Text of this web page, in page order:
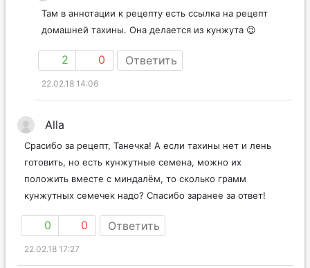
Там в аннотации к рецепту есть ссылка на рецепт
домашней тахины. Она делается из кунжута 😉
2 0 Ответить
22.02.18 14:06
Alla
Срасибо за рецепт, Танечка! А если тахины нет и лень
готовить, но есть кунжутные семена, можно их
положить вместе с миндалём, то сколько грамм
кунжутных семечек надо? Спасибо заранее за ответ!
0 0 Ответить
22.02.18 17:27